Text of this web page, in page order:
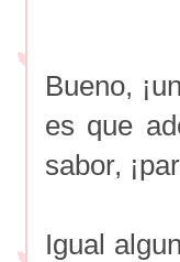
Bueno,
es que
sabor,
Igual